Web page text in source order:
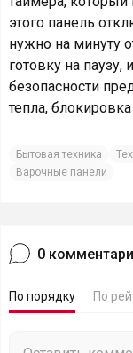
этого панель
нужно на минуту
готовку на паузу,
безопасности
тепла,
Бытовая техника
Варочные панели
0
По порядку По